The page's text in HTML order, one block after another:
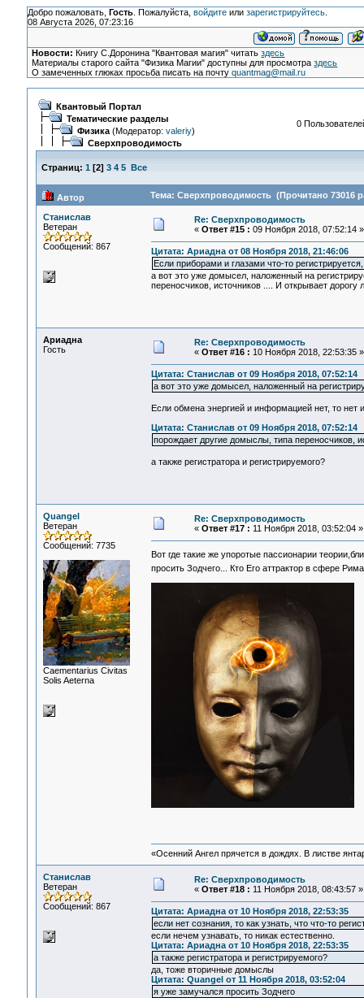
Добро пожаловать, Гость. Пожалуйста, войдитеили зарегистрируйтесь.
08 Августа 2026, 07:23:16
Новости: Книгу С.Доронина "Квантовая магия" читатьздесь
Материалы старого сайта "Физика Магии" доступны для просмотраздесь
О замеченных глюках просьба писать на почтуquantmag@mail.ru
Квантовый Портал
Тематические разделы
Физика(Модератор: valeriy)
Сверхпроводимость
0
Страниц: 1 [2] 3 4 5 Все
Автор Тема: Сверхпроводимость (Прочитано 73016
Станислав
Ветеран
Сообщений: 867
Re: Сверхпроводимость
« Ответ #15 : 09 Ноября 2018, 07:52:14 »
Цитата: Ариадна от 08 Ноября 2018, 21:46:06
Если приборами и глазами что-то
а вот это уже домысел, наложенный на
переносчиков, источников .... И открывает
Ариадна
Гость
Re: Сверхпроводимость
« Ответ #16 : 10 Ноября 2018, 22:53:35 »
Цитата: Станислав от 09 Ноября 2018, 07:52:14
а вот это уже домысел, наложенный на
Если обмена энергией и информацией нет, то нет
Цитата: Станислав от 09 Ноября 2018, 07:52:14
порождает другие домыслы, типа переносчиков,
а также регистратора и регистрируемого?
Quangel
Ветеран
Сообщений: 7735
Сaementarius Civitas
Solis Aeterna
Re: Сверхпроводимость
« Ответ #17 : 11 Ноября 2018, 03:52:04 »
Вот где такие же упоротые пассионарии
просить Зодчего... Кто Его аттрактор в сфере
«Осенний Ангел прячется в дождях. В листве
Станислав
Ветеран
Сообщений: 867
Re: Сверхпроводимость
« Ответ #18 : 11 Ноября 2018, 08:43:57 »
Цитата: Ариадна от 10 Ноября 2018, 22:53:35
если нет сознания, то как узнать, что что-то
если нечем узнавать, то никак естественно.
Цитата: Ариадна от 10 Ноября 2018, 22:53:35
а также регистратора и регистрируемого?
да, тоже вторичные домыслы
Цитата: Quangel от 11 Ноября 2018, 03:52:04
я уже замучался просить Зодчего